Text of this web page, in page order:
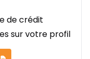
de crédit
sur votre profil